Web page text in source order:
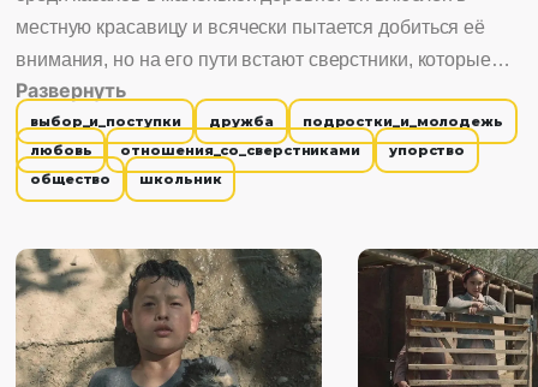
местную красавицу и всячески пытается добиться её
внимания, но на его пути встают сверстники, которые
тоже неровно дышат в сторону этой девушки.
Развернуть
выбор_и_поступки дружба
подростки_и_молодежь
любовь
отношения_со_сверстниками
упорство
общество
школьник